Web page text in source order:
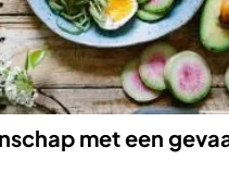
met een